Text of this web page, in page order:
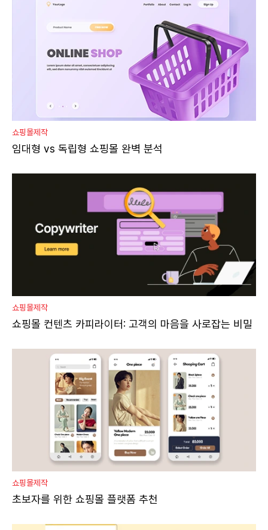
쇼핑몰제작
임대형 vs 독립형 쇼핑몰 완벽 분석
쇼핑몰제작
쇼핑몰 컨텐츠 카피라이터: 고객의 마음을 사로잡는 비밀
쇼핑몰제작
초보자를 위한 쇼핑몰 플랫폼 추천